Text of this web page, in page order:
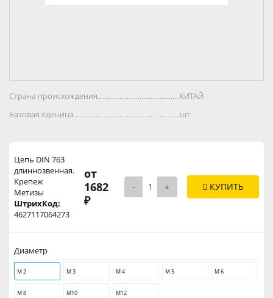
Страна происхождения..................................................................................
КИТАЙ
Базовая единица..................................................................................
шт
Цепь DIN 763
длиннозвенная.
Крепеж
Метизы
ШтрихКод:
4627117064273
от
1682
₽
- + КУПИТЬ
Диаметр
М 2 М 3 М 4 М 5 М 6
М 8 М10 М12